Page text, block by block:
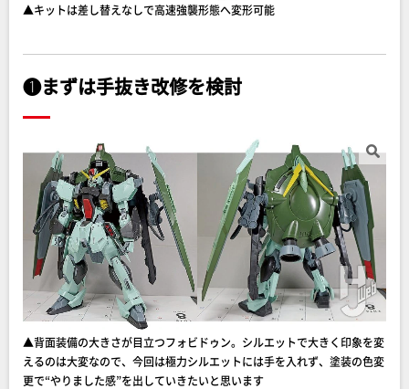
▲キットは差し替えなしで高速強襲形態へ変形可能
❶まずは手抜き改修を検討
▲背面装備の大きさが目立つフォビドゥン。シルエットで大きく印象を変
えるのは大変なので、今回は極力シルエットには手を入れず、塗装の色変
更で“やりました感”を出していきたいと思います